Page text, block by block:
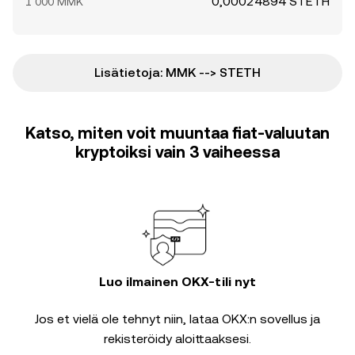
Lisätietoja: MMK --> STETH
Katso, miten voit muuntaa fiat-valuutan
kryptoiksi vain 3 vaiheessa
Luo ilmainen OKX-tili nyt
Jos et vielä ole tehnyt niin, lataa OKX:n sovellus ja
rekisteröidy aloittaaksesi.